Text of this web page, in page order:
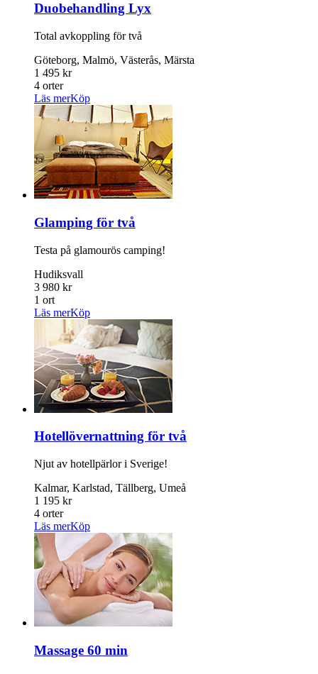
Duobehandling Lyx
Total avkoppling för två
Göteborg, Malmö, Västerås, Märsta
1 495 kr
4 orter
Läs merKöp
Glamping för två
Testa på glamourös camping!
Hudiksvall
3 980 kr
1 ort
Läs merKöp
Hotellövernattning för två
Njut av hotellpärlor i Sverige!
Kalmar, Karlstad, Tällberg, Umeå
1 195 kr
4 orter
Läs merKöp
Massage 60 min